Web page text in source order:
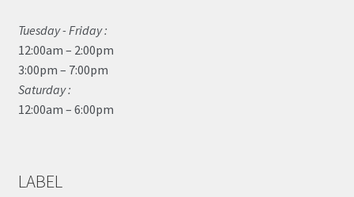
Tuesday - Friday :
12:00am – 2:00pm
3:00pm – 7:00pm
Saturday :
12:00am – 6:00pm
LABEL